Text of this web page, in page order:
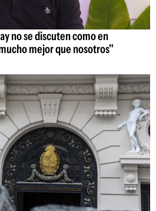
no se discuten como en
mejor que nosotros"